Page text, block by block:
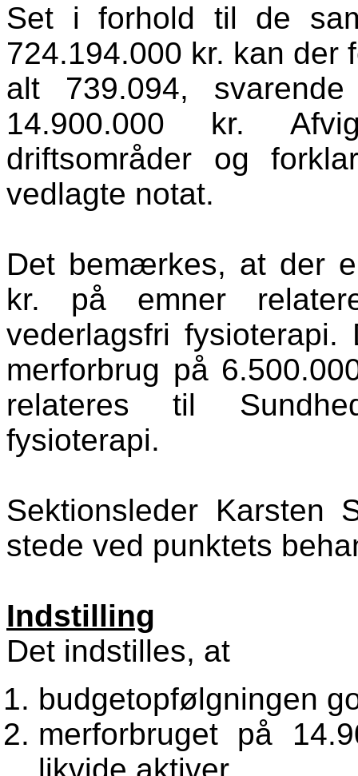
Set i forhold til de
724.194.000 kr. kan der
alt 739.094,
14.900.000 kr.
driftsområder og
vedlagte notat.
Det bemærkes, at der
kr. på emner
vederlagsfri
merforbrug på
relateres til
fysioterapi.
Sektionsleder
stede ved punktets
Indstilling
Det indstilles, at
budgetopfølgningen
merforbruget på